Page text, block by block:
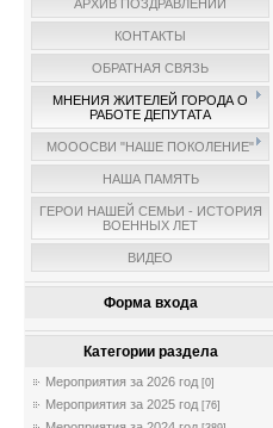
АРХИВ ПОЗДРАВЛЕНИЙ
КОНТАКТЫ
ОБРАТНАЯ СВЯЗЬ
МНЕНИЯ ЖИТЕЛЕЙ ГОРОДА О
РАБОТЕ ДЕПУТАТА
МОООСВИ "НАШЕ ПОКОЛЕНИЕ"
НАША ПАМЯТЬ
ГЕРОИ НАШЕЙ СЕМЬИ - ИСТОРИЯ
ВОЕННЫХ ЛЕТ
ВИДЕО
Форма входа
Категории раздела
Мероприятия за 2026 год [0]
Мероприятия за 2025 год [76]